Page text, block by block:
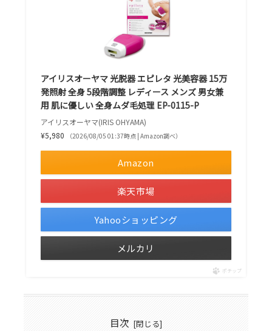
アイリスオーヤマ 光脱器 エピレタ 光美容器 15万
発照射 全身 5段階調整 レディース メンズ 男女兼
用 肌に優しい 全身ムダ毛処理 EP-0115-P
アイリスオーヤマ(IRIS OHYAMA)
¥5,980
（2026/08/05 01:37時点 | Amazon調べ）
Amazon
楽天市場
Yahooショッピング
メルカリ
ポチップ
目次